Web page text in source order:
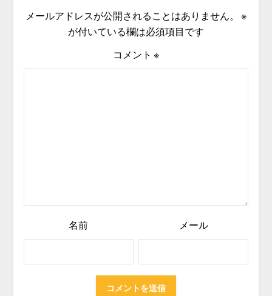
メールアドレスが公開されることはありません。
※
が付いている欄は必須項目です
コメント ※
名前 メール